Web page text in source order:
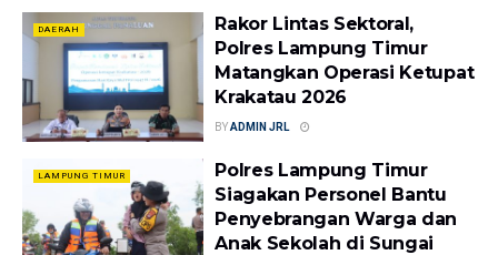
DAERAH
Rakor Lintas Sektoral,
Polres Lampung Timur
Matangkan Operasi Ketupat
Krakatau 2026
BYADMIN JRL
LAMPUNG TIMUR
Polres Lampung Timur
Siagakan Personel Bantu
Penyebrangan Warga dan
Anak Sekolah di Sungai